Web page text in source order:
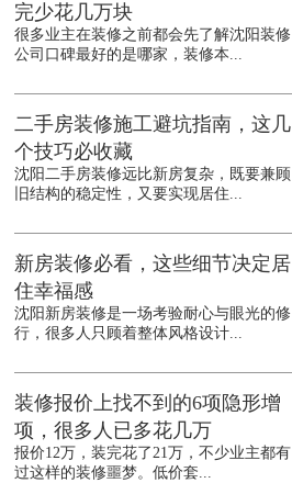
完少花几万块
很多业主在装修之前都会先了解沈阳装修
公司口碑最好的是哪家，装修本...
二手房装修施工避坑指南，这几
个技巧必收藏
沈阳二手房装修远比新房复杂，既要兼顾
旧结构的稳定性，又要实现居住...
新房装修必看，这些细节决定居
住幸福感
沈阳新房装修是一场考验耐心与眼光的修
行，很多人只顾着整体风格设计...
装修报价上找不到的6项隐形增
项，很多人已多花几万
报价12万，装完花了21万，不少业主都有
过这样的装修噩梦。低价套...